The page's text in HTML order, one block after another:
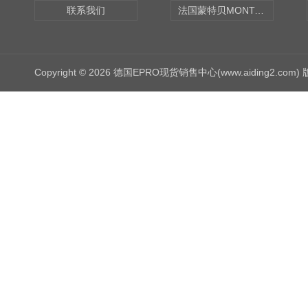
联系我们 法国蒙特贝MONTABERT打壳机凿岩机Z92
Copyright © 2026 德国EPRO现货销售中心(www.aiding2.com)